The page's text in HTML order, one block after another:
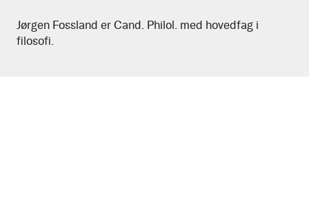
Jørgen
Fossland
Jørgen Fossland er Cand. Philol. med hovedfag i
filosofi.